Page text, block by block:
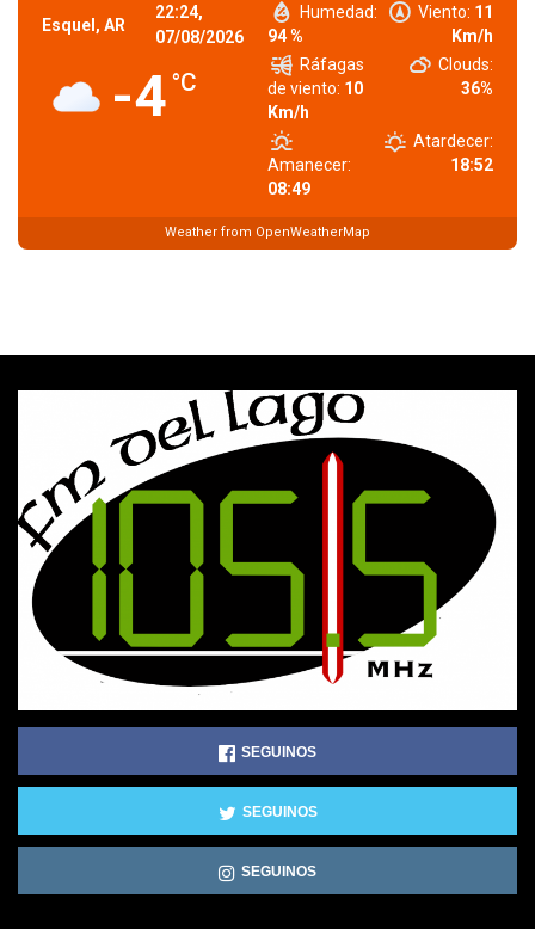
Esquel, AR
22:24,
07/08/2026
-4 °C
Humedad:
94 %
Viento: 11
Km/h
Ráfagas
de viento: 10
Km/h
Clouds:
36%
Amanecer:
08:49
Atardecer:
18:52
Weather from OpenWeatherMap
SEGUINOS
SEGUINOS
SEGUINOS